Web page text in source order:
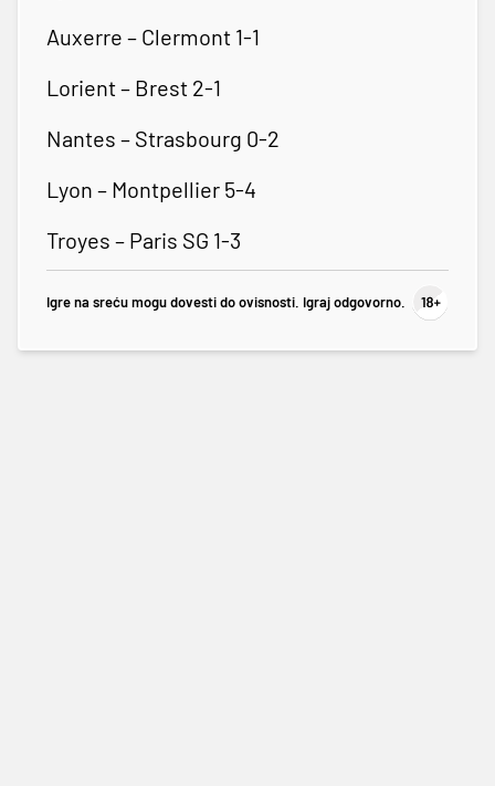
Auxerre – Clermont 1-1
Lorient – Brest 2-1
Nantes – Strasbourg 0-2
Lyon – Montpellier 5-4
Troyes – Paris SG 1-3
Igre na sreću mogu dovesti do ovisnosti. Igraj odgovorno.